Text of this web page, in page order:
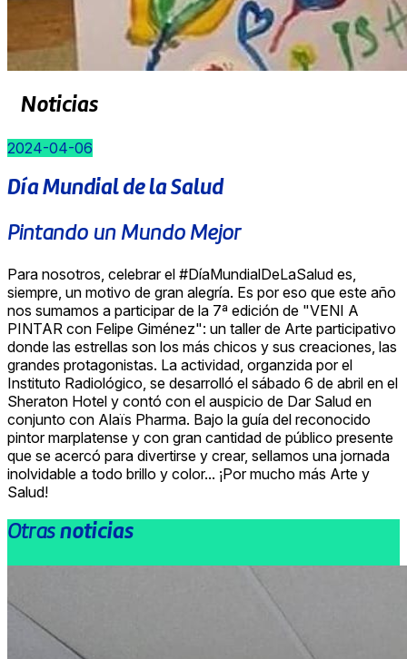
Noticias
2024-04-06
Día Mundial de la Salud
Pintando un Mundo Mejor
Para nosotros, celebrar el #DíaMundialDeLaSalud es,
siempre, un motivo de gran alegría. Es por eso que este año
nos sumamos a participar de la 7ª edición de "VENI A
PINTAR con Felipe Giménez": un taller de Arte participativo
donde las estrellas son los más chicos y sus creaciones, las
grandes protagonistas. La actividad, organzida por el
Instituto Radiológico, se desarrolló el sábado 6 de abril en el
Sheraton Hotel y contó con el auspicio de Dar Salud en
conjunto con Alaïs Pharma. Bajo la guía del reconocido
pintor marplatense y con gran cantidad de público presente
que se acercó para divertirse y crear, sellamos una jornada
inolvidable a todo brillo y color... ¡Por mucho más Arte y
Salud!
Otras noticias